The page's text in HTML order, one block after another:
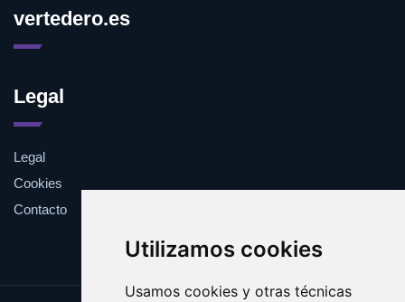
Utilizamos cookies
Usamos cookies y otras técnicas
vertedero.es
Legal
Legal
Cookies
Contacto